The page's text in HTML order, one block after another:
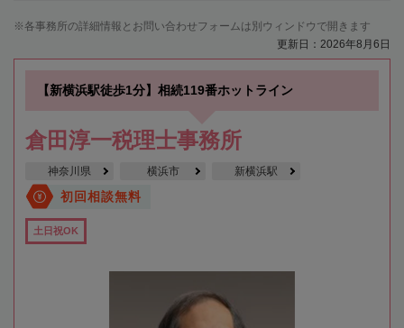
各事務所の詳細情報とお問い合わせフォームは別ウィンドウで開きます
更新日：2026年8月6日
【新横浜駅徒歩1分】相続119番ホットライン
倉田淳一税理士事務所
神奈川県 横浜市 新横浜駅
初回相談無料
土日祝OK